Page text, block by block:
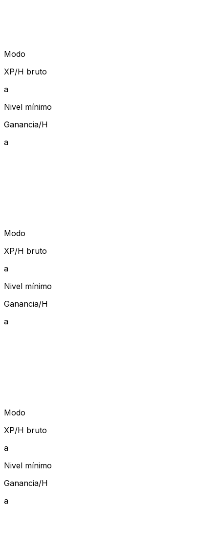
Modo
XP/H bruto
a
Nivel mínimo
Ganancia/H
a
Modo
XP/H bruto
a
Nivel mínimo
Ganancia/H
a
Modo
XP/H bruto
a
Nivel mínimo
Ganancia/H
a